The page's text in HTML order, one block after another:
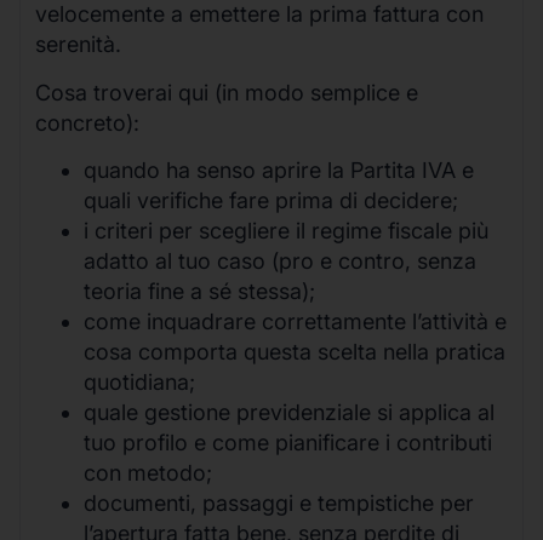
velocemente a emettere la prima fattura con
serenità.
Cosa troverai qui (in modo semplice e
concreto):
quando ha senso aprire la Partita IVA e
quali verifiche fare prima di decidere;
i criteri per scegliere il regime fiscale più
adatto al tuo caso (pro e contro, senza
teoria fine a sé stessa);
come inquadrare correttamente l’attività e
cosa comporta questa scelta nella pratica
quotidiana;
quale gestione previdenziale si applica al
tuo profilo e come pianificare i contributi
con metodo;
documenti, passaggi e tempistiche per
l’apertura fatta bene, senza perdite di